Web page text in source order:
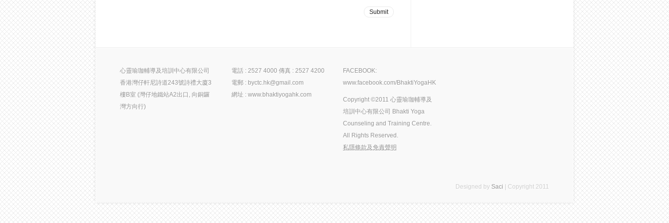
心靈瑜珈輔導及培訓中心有限公司
香港灣仔軒尼詩道243號詩禮大廈3
樓B室 (灣仔地鐵站A2出口, 向銅鑼
灣方向行)
電話 : 2527 4000 傳真 : 2527 4200
電郵 : byctc.hk@gmail.com
網址 : www.bhaktiyogahk.com
FACEBOOK:
www.facebook.com/BhaktiYogaHK
Copyright ©2011 心靈瑜珈輔導及
培訓中心有限公司 Bhakti Yoga
Counseling and Training Centre.
All Rights Reserved.
私隱條款及免責聲明
Designed by Saci | Copyright 2011